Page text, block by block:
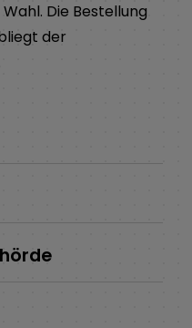
Die Bestellung
der